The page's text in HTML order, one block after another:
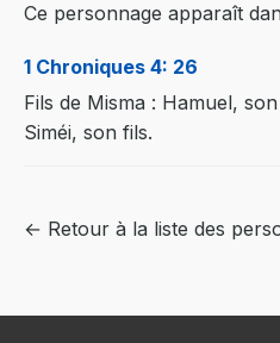
Ce personnage apparaît
1 Chroniques 4: 26
Fils de Misma : Hamuel,
Siméi, son fils.
← Retour à la liste des